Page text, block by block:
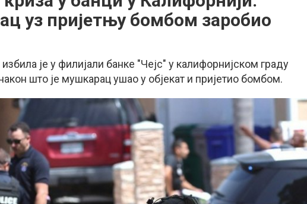
уз пријетњу бомбом заробио
је у филијали банке "Чејс" у калифорнијском граду
што је мушкарац ушао у објекат и пријетио бомбом.